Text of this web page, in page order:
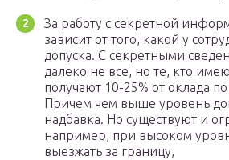
За работу с секретной
зависит от того, какой у
допуска. С секретными
далеко не все, но те, кто
получают 10-25% от оклада
Причем чем выше уровень
надбавка. Но существуют и
например, при высоком
выезжать за границу,